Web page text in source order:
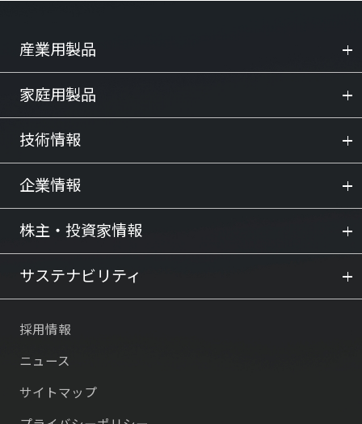
産業用製品
家庭用製品
技術情報
企業情報
株主・投資家情報
サステナビリティ
採用情報
ニュース
サイトマップ